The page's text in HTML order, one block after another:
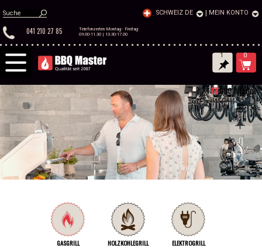
SCHWEIZ DE MEIN KONTO
041 210 27 85
Telefonzeiten Montag - Freitag
09.00-11.30 | 13.30-17.00
1 0
GASGRILL HOLZKOHLEGRILL ELEKTROGRILL